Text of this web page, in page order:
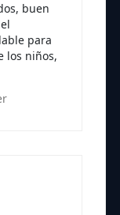
buen
para
los niños,